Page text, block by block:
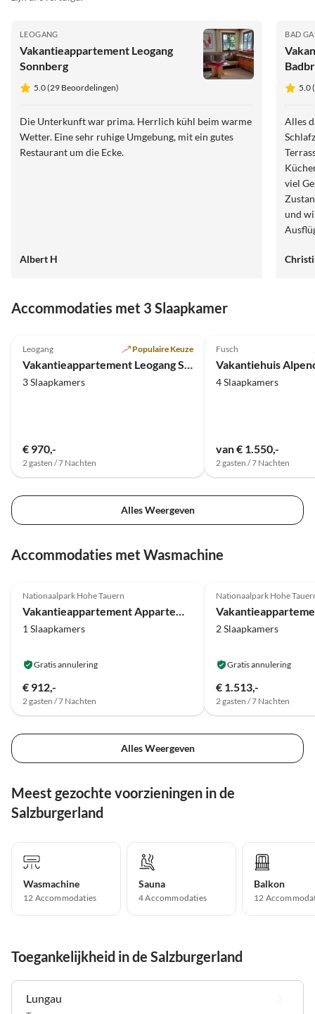
LEOGANG
Vakantieappartement Leogang
Sonnberg
5.0 (29 Beoordelingen)
Die Unterkunft war prima. Herrlich kühl beim warme
Wetter. Eine sehr ruhige Umgebung, mit ein gutes
Restaurant um die Ecke.
Albert H
BAD
5.0
Alles
Terrasse sehr großzügig und
viel
und
wir
Accommodaties met 3 Slaapkamer
Super gastheer
Leogang Populaire Keuze
Vakantieappartement Leogang Sonnberg
3 Slaapkamers
€ 970,-
2 gasten / 7 Nachten
Fusch
Vakantiehuis
4 Slaapkamers
van € 1.550,-
2 gasten / 7 Nachten
Alles Weergeven
Accommodaties met Wasmachine
Nationaalpark Hohe Tauern
Vakantieappartement Appartement Mary
1 Slaapkamers
Gratis annulering
€ 912,-
2 gasten / 7 Nachten
Nationaalpark Hohe
2 Slaapkamers
Gratis annulering
€ 1.513,-
2 gasten / 7 Nachten
Alles Weergeven
Meest gezochte voorzieningen in de
Salzburgerland
Wasmachine
12 Accommodaties
Sauna
4 Accommodaties
Balkon
12
Toegankelijkheid in de Salzburgerland
Lungau